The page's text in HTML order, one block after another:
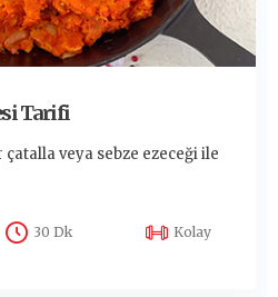
Tarifi
veya sebze ezeceği ile
30 Dk Kolay